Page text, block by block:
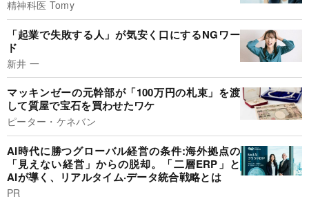
精神科医 Tomy
「起業で失敗する人」が気安く口にするNGワー
ド
新井 一
マッキンゼーの元幹部が「100万円の札束」を渡
して質屋で宝石を買わせたワケ
ピーター・ケネバン
AI時代に勝つグローバル経営の条件:海外拠点の
「見えない経営」からの脱却。「二層ERP」と
AIが導く、リアルタイム·データ統合戦略とは
PR